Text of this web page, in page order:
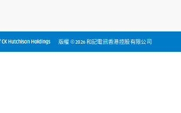
版權 ©2026 和記電訊香港控股有限公司